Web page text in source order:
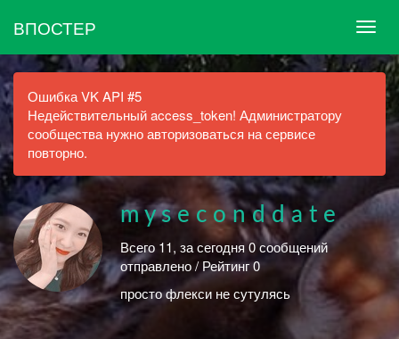
ВПОСТЕР
Ошибка VK API #5
Недействительный access_token! Администратору
сообщества нужно авторизоваться на сервисе
повторно.
m y s e c o n d d a t e
Всего 11, за сегодня 0 сообщений
отправлено / Рейтинг 0
просто флекси не сутулясь